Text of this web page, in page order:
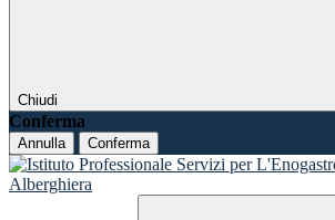
Chiudi
Conferma
Annulla Conferma